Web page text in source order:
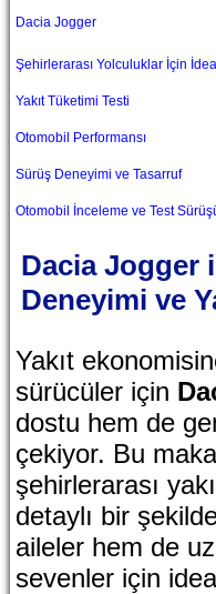
Dacia Jogger
Şehirlerarası Yolculuklar İçin İdeal
Yakıt Tüketimi Testi
Otomobil Performansı
Sürüş Deneyimi ve Tasarruf
Otomobil İnceleme ve Test
Dacia Jogger
Deneyimi ve
Yakıt
sürücüler için
dostu hem de
çekiyor. Bu
şehirlerarası
detaylı bir
aileler hem de
sevenler için